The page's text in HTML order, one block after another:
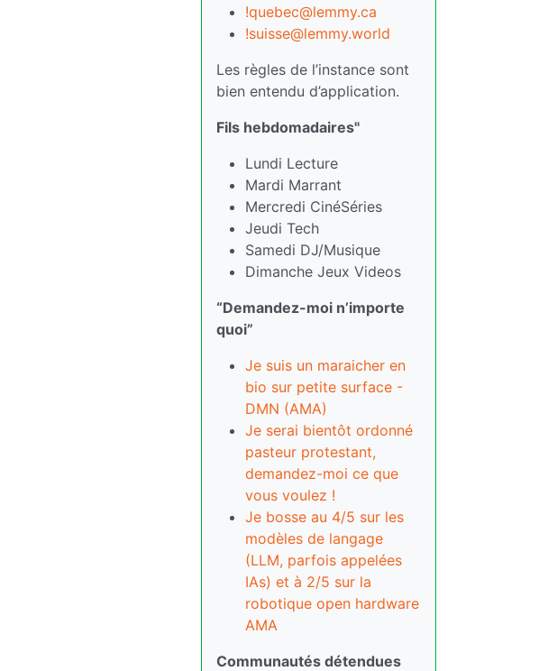
!quebec@lemmy.ca
!suisse@lemmy.world
Les règles de l’instance sont
bien entendu d’application.
Fils hebdomadaires"
Lundi Lecture
Mardi Marrant
Mercredi CinéSéries
Jeudi Tech
Samedi DJ/Musique
Dimanche Jeux Videos
“Demandez-moi n’importe
quoi”
Je suis un maraicher en
bio sur petite surface -
DMN (AMA)
Je serai bientôt ordonné
pasteur protestant,
demandez-moi ce que
vous voulez !
Je bosse au 4/5 sur les
modèles de langage
(LLM, parfois appelées
IAs) et à 2/5 sur la
robotique open hardware
AMA
Communautés détendues